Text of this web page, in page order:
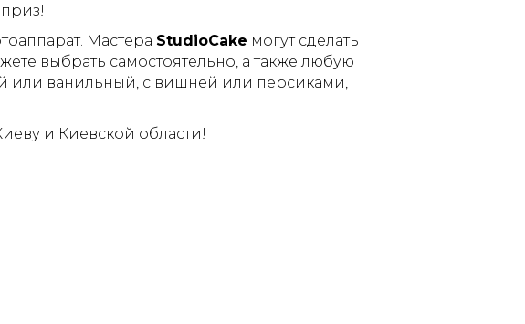
Мастера StudioCake могут сделать
выбрать самостоятельно, а также любую
или ванильный, с вишней или персиками,
и Киевской области!